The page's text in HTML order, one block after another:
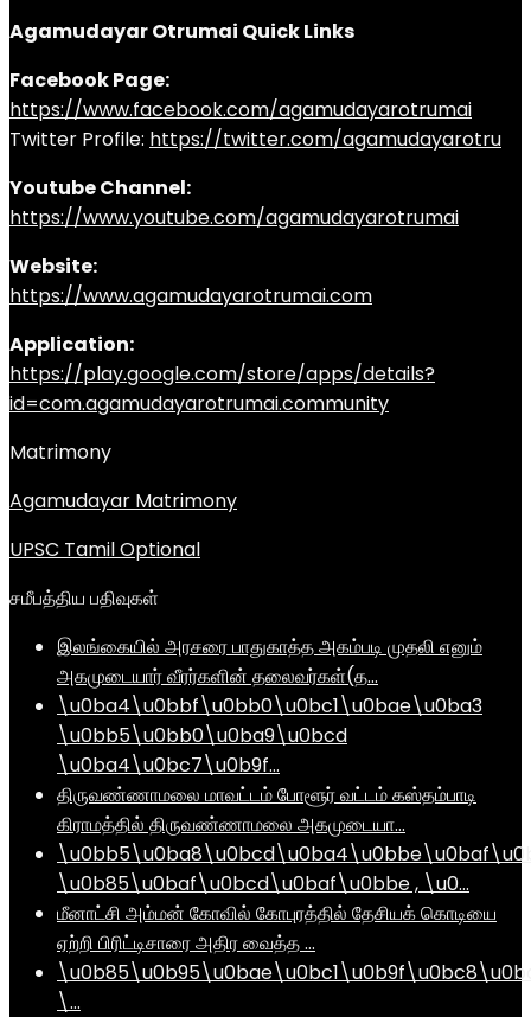
Agamudayar Otrumai Quick Links
Facebook Page:
https://www.facebook.com/agamudayarotrumai
Twitter Profile: https://twitter.com/agamudayarotru
Youtube Channel:
https://www.youtube.com/agamudayarotrumai
Website:
https://www.agamudayarotrumai.com
Application:
https://play.google.com/store/apps/details?
id=com.agamudayarotrumai.community
Matrimony
Agamudayar Matrimony
UPSC Tamil Optional
சமீபத்திய பதிவுகள்
இலங்கையில் அரசரை பாதுகாத்த அகம்படி முதலி எனும்
அகமுடையார் வீரர்களின் தலைவர்கள்(த…
\u0ba4\u0bbf\u0bb0\u0bc1\u0bae\u0ba3
\u0bb5\u0bb0\u0ba9\u0bcd
\u0ba4\u0bc7\u0b9f…
திருவண்ணாமலை மாவட்டம் போளூர் வட்டம் கஸ்தம்பாடி
கிராமத்தில் திருவண்ணாமலை அகமுடையா…
\u0b85\u0baf\u0bcd\u0baf\u0bbe , \u0…
மீனாட்சி அம்மன் கோவில் கோபுரத்தில் தேசியக் கொடியை
ஏற்றி பிரிட்டிசாரை அதிர வைத்த …
\…